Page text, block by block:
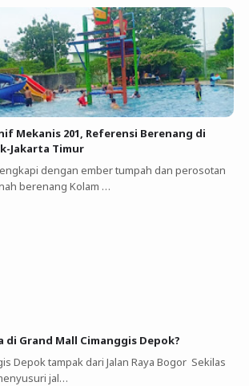
Mekanis 201, Referensi Berenang di
Jakarta Timur
dengan ember tumpah dan perosotan
berenang Kolam …
di Grand Mall Cimanggis Depok?
Depok tampak dari Jalan Raya Bogor Sekilas
jal…